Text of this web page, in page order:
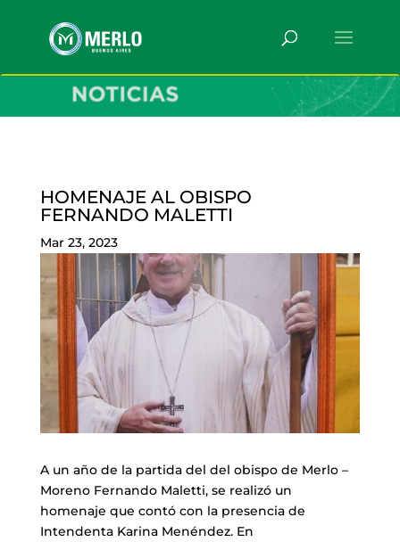
HOMENAJE AL OBISPO
FERNANDO MALETTI
Mar 23, 2023
A un año de la partida del del obispo de Merlo –
Moreno Fernando Maletti, se realizó un
homenaje que contó con la presencia de
Intendenta Karina Menéndez. En